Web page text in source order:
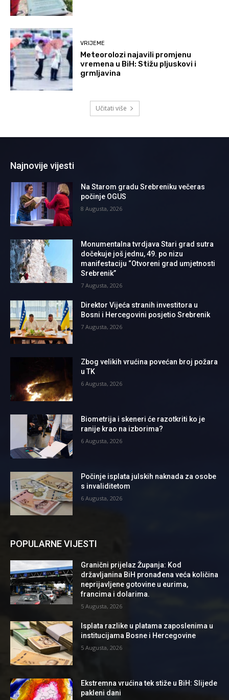
VRIJEME
Meteorolozi najavili promjenu
vremena u BiH: Stižu pljuskovi i
grmljavina
Učitati više
Najnovije vijesti
Na Starom gradu Srebreniku večeras
počinje OGUS
8 Augusta, 2026
Monumentalna tvrdjava Stari grad sutra
dočekuje još jednu, 49. po nizu
manifestaciju “Otvoreni grad umjetnosti
Srebrenik”
7 Augusta, 2026
Direktor Vijeća stranih investitora u
Bosni i Hercegovini posjetio Srebrenik
7 Augusta, 2026
Zbog velikih vrućina povećan broj požara
u TK
6 Augusta, 2026
Biometrija i skeneri će razotkriti ko je
ranije krao na izborima?
6 Augusta, 2026
Počinje isplata julskih naknada za osobe
s invaliditetom
6 Augusta, 2026
POPULARNE VIJESTI
Granični prijelaz Županja: Kod
državljanina BiH pronađena veća količina
neprijavljene gotovine u eurima,
francima i dolarima.
5 Augusta, 2026
Isplata razlike u platama zaposlenima u
institucijama Bosne i Hercegovine
5 Augusta, 2026
Ekstremna vrućina tek stiže u BiH: Slijede
pakleni dani